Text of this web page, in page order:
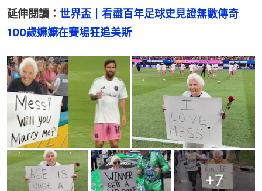
延伸閱讀： 世界盃｜看盡百年足球史見證無數傳奇
100歲嫲嫲在賽場狂追美斯
+7